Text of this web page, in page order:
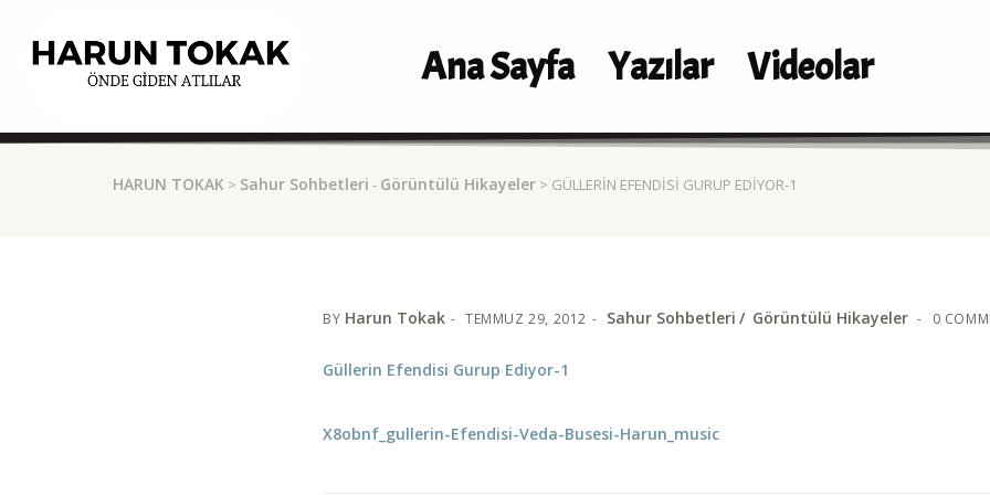
Ana Sayfa Yazılar Videolar
HARUN TOKAK > Sahur Sohbetleri - Görüntülü Hikayeler > GÜLLERIN EFENDISI GURUP EDIYOR-1
BY Harun Tokak TEMMUZ 29, 2012 Sahur Sohbetleri Görüntülü Hikayeler 0
Güllerin Efendisi Gurup Ediyor-1
X8obnf_gullerin-Efendisi-Veda-Busesi-Harun_music